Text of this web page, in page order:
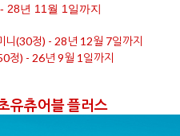
28년 11월 1일까지
니(30정) - 28년 12월 7일까지
정) - 26년 9월 1일까지
유츄어블 플러스